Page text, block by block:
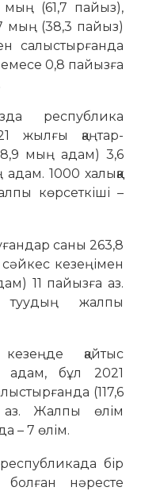
мың (61,7 пайыз),
мың (38,3 пайыз)
салыстырғанда
0,8 пайызға
республика
жылғы қаңтар-
мың адам) 3,6
1000 халыққа
көрсеткіші –
саны 263,8
кезеңімен
11 пайызға аз.
туудың жалпы
қайтыс
бұл 2021
(117,6
Жалпы өлім
– 7 өлім.
бір
болған нәресте